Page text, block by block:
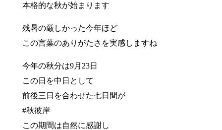
本格的な秋が始まります
残暑の厳しかった今年ほど
この言葉のありがたさを実感しますね
今年の秋分は9月23日
この日を中日として
前後三日を合わせた七日間が
#秋彼岸
この期間は自然に感謝し